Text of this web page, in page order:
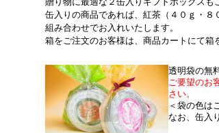
缶入りの商品であれば、紅茶（４０ｇ・
組み合わせでお入れいたします。
箱をご注文のお客様は、商品カートにて箱
透明袋の無
ご要望のお
さい。
＜袋の色は
なお、缶入